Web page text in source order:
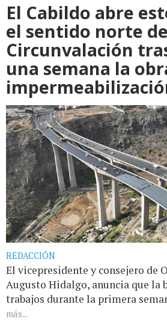
El Cabildo abre
el sentido norte
Circunvalación
una semana la
REDACCIÓN
El vicepresidente y consejero de
Augusto Hidalgo, anuncia que la
trabajos durante la primera
más...